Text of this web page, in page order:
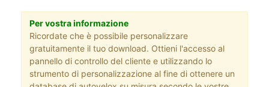
Per vostra informazione
Ricordate che è possibile personalizzare
gratuitamente il tuo download. Ottieni l'accesso al
pannello di controllo del cliente e utilizzando lo
strumento di personalizzazione al fine di ottenere un